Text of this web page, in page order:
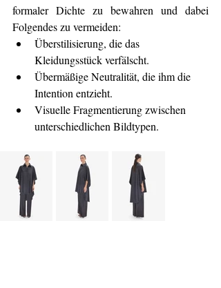
formaler Dichte zu bewahren und dabei
Folgendes zu vermeiden:
Überstilisierung, die das
Kleidungsstück verfälscht.
Übermäßige Neutralität, die ihm die
Intention entzieht.
Visuelle Fragmentierung zwischen
unterschiedlichen Bildtypen.